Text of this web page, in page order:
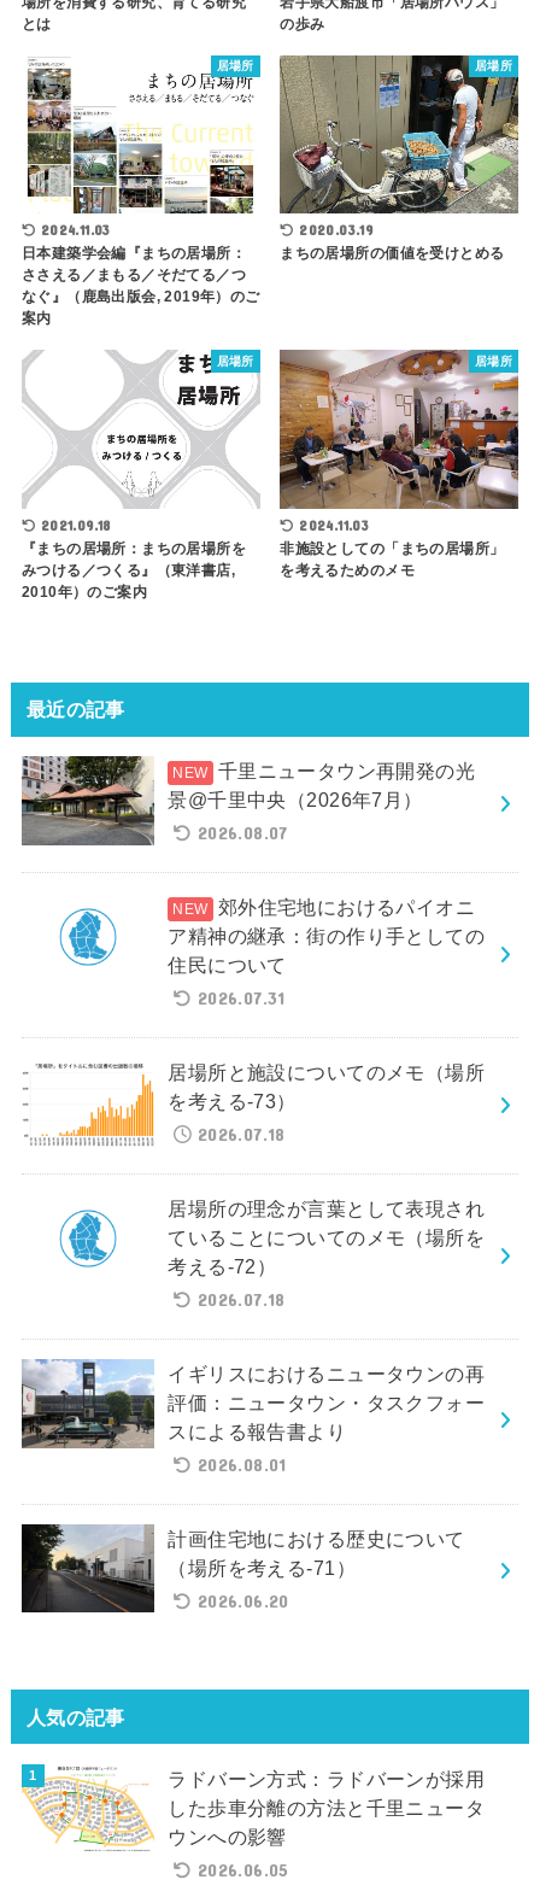
とは
の歩み
居場所
2024.11.03
日本建築学会編『まちの居場所：
ささえる／まもる／そだてる／つ
なぐ』（鹿島出版会, 2019年）のご
案内
居場所
2020.03.19
まちの居場所の価値を受けとめる
居場所
2021.09.18
『まちの居場所：まちの居場所を
みつける／つくる』（東洋書店,
2010年）のご案内
居場所
2024.11.03
非施設としての「まちの居場所」
を考えるためのメモ
最近の記事
千里ニュータウン再開発の光
景@千里中央（2026年7月）
2026.08.07
郊外住宅地におけるパイオニ
ア精神の継承：街の作り手としての
住民について
2026.07.31
居場所と施設についてのメモ（場所
を考える-73）
2026.07.18
居場所の理念が言葉として表現され
ていることについてのメモ（場所を
考える-72）
2026.07.18
イギリスにおけるニュータウンの再
評価：ニュータウン・タスクフォー
スによる報告書より
2026.08.01
計画住宅地における歴史について
（場所を考える-71）
2026.06.20
人気の記事
ラドバーン方式：ラドバーンが採用
した歩車分離の方法と千里ニュータ
ウンへの影響
2026.06.05